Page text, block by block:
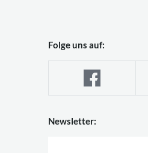
Folge uns auf:
Newsletter: